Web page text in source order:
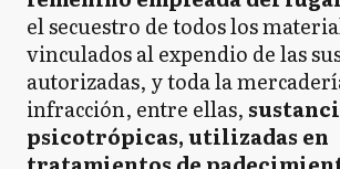
el secuestro de todos los
vinculados al expendio de las
autorizadas, y toda la
infracción, entre ellas,
psicotrópicas, utilizadas en